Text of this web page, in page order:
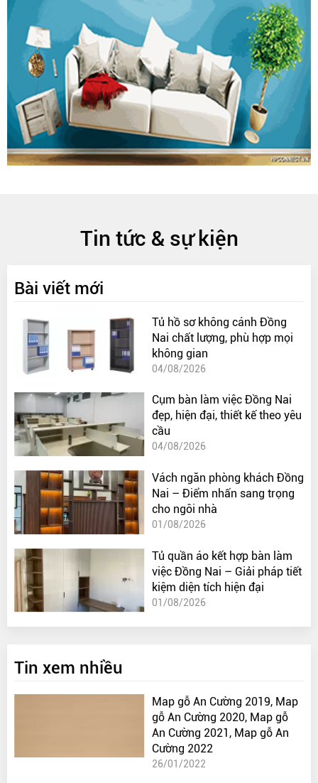
chóng mọi yêu cầu của bạn.
4. Giá cả hợp lý
Ngọc Thịnh cung cấp các sản phẩm với mức giá cạnh tranh,
giúp bạn tiết kiệm chi phí mà vẫn đảm bảo chất lượng.
Liên Hệ Với Nội Thất Ngọc Thịnh
Để tìm hiểu thêm về các mẫu bàn giám đốc và nhận tư vấn
miễn phí, bạn có thể liên hệ với chúng tôi qua:
-------------------------------------------------------------
-------------------------------------------------------------
-----------
Hotline: 0849277778 - 0888830128
Tin tức & sự kiện
Bài viết mới
Tủ hồ sơ không cánh Đồng
Nai chất lượng, phù hợp mọi
không gian
04/08/2026
Cụm bàn làm việc Đồng Nai
đẹp, hiện đại, thiết kế theo yêu
cầu
04/08/2026
Vách ngăn phòng khách Đồng
Nai – Điểm nhấn sang trọng
cho ngôi nhà
01/08/2026
Tủ quần áo kết hợp bàn làm
việc Đồng Nai – Giải pháp tiết
kiệm diện tích hiện đại
01/08/2026
Tin xem nhiều
Map gỗ An Cường 2019, Map
gỗ An Cường 2020, Map gỗ
An Cường 2021, Map gỗ An
Cường 2022
26/01/2022